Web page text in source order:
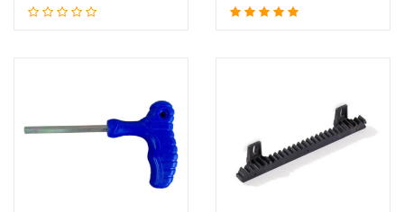
Adauga in cos Adauga in cos